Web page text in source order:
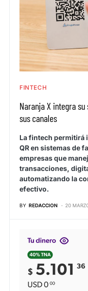
FINTECH
Naranja X integra
sus canales
La fintech permitirá
QR en sistemas de
empresas que
transacciones,
automatizando la
efectivo.
BY REDACCION 20